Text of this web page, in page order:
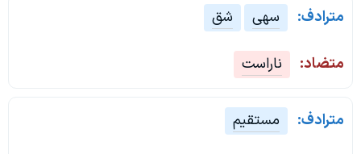
مترادف: سهی شق
متضاد: ناراست
مترادف: مستقیم